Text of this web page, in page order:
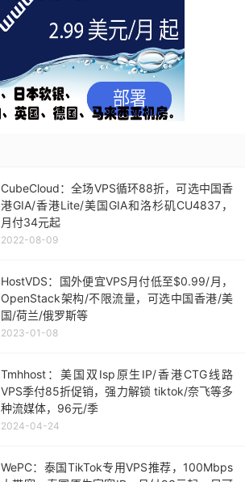
CubeCloud：全场VPS循环88折，可选中国香
港GIA/香港Lite/美国GIA和洛杉矶CU4837，
月付34元起
2022-08-09
HostVDS：国外便宜VPS月付低至$0.99/月，
OpenStack架构/不限流量，可选中国香港/美
国/荷兰/俄罗斯等
2023-01-08
Tmhhost：美国双Isp原生IP/香港CTG线路
VPS季付85折促销，强力解锁 tiktok/奈飞等多
种流媒体，96元/季
2024-04-24
WePC：泰国TikTok专用VPS推荐，100Mbps